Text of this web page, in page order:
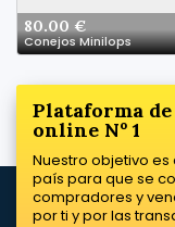
80.00 €
Conejos Minilops
Plataforma
online Nº 1
Nuestro objetivo
país para que se
compradores y
por ti y por las